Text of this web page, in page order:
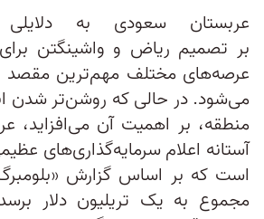
عربستان سعودی به
بر تصمیم ریاض و واشینگتن
عرصه‌های مختلف مهم‌ترین
می‌شود. در حالی که روشن‌تر شدن
منطقه، بر اهمیت آن می‌افزاید،
آستانه اعلام سرمایه‌گذاری‌های
است که بر اساس گزارش
مجموع به یک تریلیون دلار